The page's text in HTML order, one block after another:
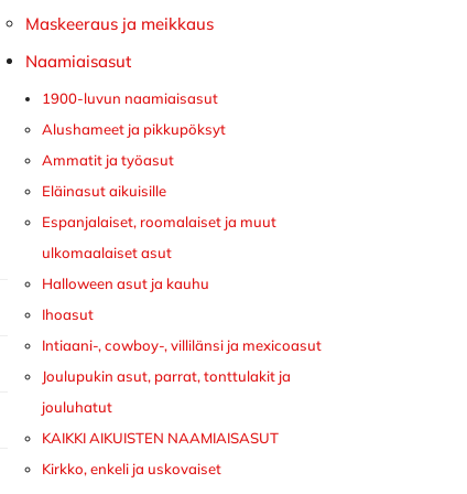
Maskeeraus ja meikkaus
Naamiaisasut
1900-luvun naamiaisasut
Alushameet ja pikkupöksyt
Ammatit ja työasut
Eläinasut aikuisille
Espanjalaiset, roomalaiset ja muut
ulkomaalaiset asut
Halloween asut ja kauhu
Ihoasut
Intiaani-, cowboy-, villilänsi ja mexicoasut
Joulupukin asut, parrat, tonttulakit ja
jouluhatut
KAIKKI AIKUISTEN NAAMIAISASUT
Kirkko, enkeli ja uskovaiset